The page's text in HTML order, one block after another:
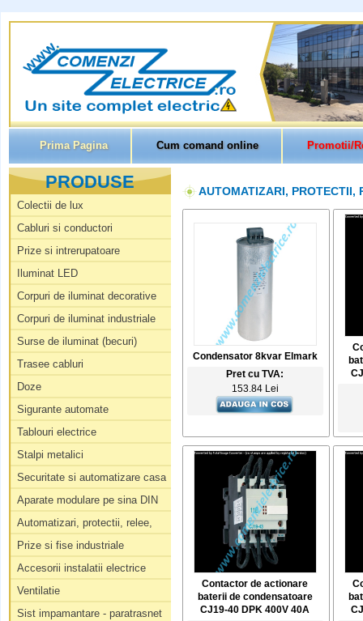
Prima Pagina Cum comand online Promotii/
PRODUSE
Colectii de lux
Cabluri si conductori
Prize si intrerupatoare
Iluminat LED
Corpuri de iluminat decorative
Corpuri de iluminat industriale
Surse de iluminat (becuri)
Trasee cabluri
Doze
Sigurante automate
Tablouri electrice
Stalpi metalici
Securitate si automatizare casa
Aparate modulare pe sina DIN
Automatizari, protectii, relee,
Prize si fise industriale
Accesorii instalatii electrice
Ventilatie
Sist impamantare - paratrasnet
AUTOMATIZARI, PROTECTII,
Condensator 8kvar Elmark
Pret cu TVA:
153.84 Lei
Contactor de actionare
baterii de condensatoare
CJ19-40 DPK 400V 40A